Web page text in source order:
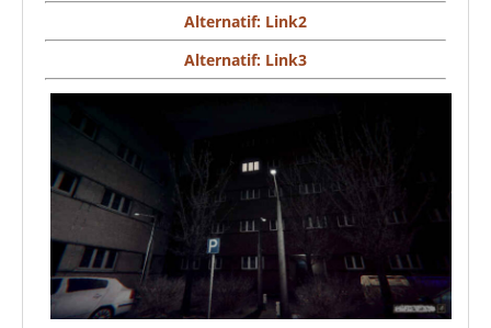
Alternatif: Link2
Alternatif: Link3